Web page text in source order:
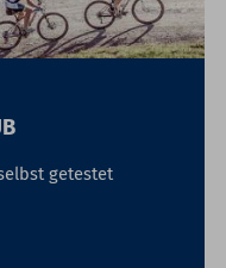
getestet